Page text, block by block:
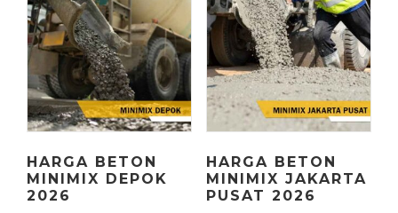
HARGA BETON
MINIMIX DEPOK
2026
HARGA BETON
MINIMIX JAKARTA
PUSAT 2026